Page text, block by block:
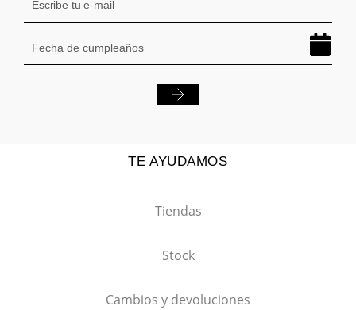
TE AYUDAMOS
Tiendas
Stock
Cambios y devoluciones